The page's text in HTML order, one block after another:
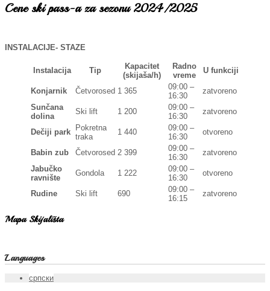
Cene ski pass-a za sezonu 2024/2025
INSTALACIJE- STAZE
Instalacija Tip
Kapacitet
(skijaša/h)
Radno
vreme
U funkciji
Konjarnik Četvorosed 1 365
09:00 –
16:30
zatvoreno
Sunčana
dolina
Ski lift 1 200
09:00 –
16:30
zatvoreno
Dečiji park Pokretna
traka
1 440
09:00 –
16:30
otvoreno
Babin zub Četvorosed 2 399
09:00 –
16:30
zatvoreno
Jabučko
ravnište
Gondola 1 222
09:00 –
16:30
otvoreno
Rudine Ski lift 690
09:00 –
16:15
zatvoreno
Mapa Skijališta
Languages
српски